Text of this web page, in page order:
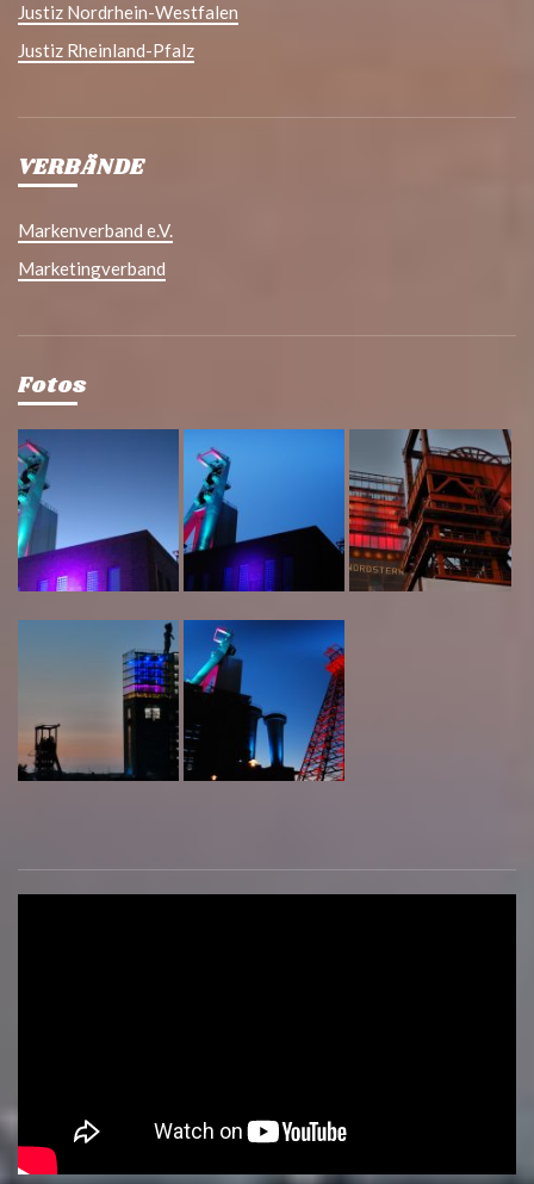
Justiz Nordrhein-Westfalen
Justiz Rheinland-Pfalz
VERBÄNDE
Markenverband e.V.
Marketingverband
Fotos